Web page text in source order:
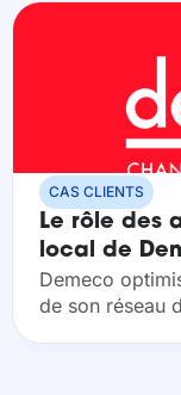
CAS CLIENTS
Le rôle des
local de
Demeco
de son réseau